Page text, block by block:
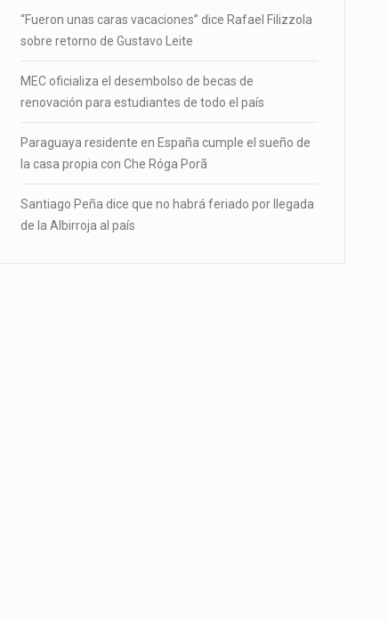
“Fueron unas caras vacaciones” dice Rafael Filizzola
sobre retorno de Gustavo Leite
MEC oficializa el desembolso de becas de
renovación para estudiantes de todo el país
Paraguaya residente en España cumple el sueño de
la casa propia con Che Róga Porã
Santiago Peña dice que no habrá feriado por llegada
de la Albirroja al país